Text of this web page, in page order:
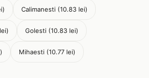
Calimanesti (10.83 lei)
Golesti (10.83 lei)
Mihaesti (10.77 lei)